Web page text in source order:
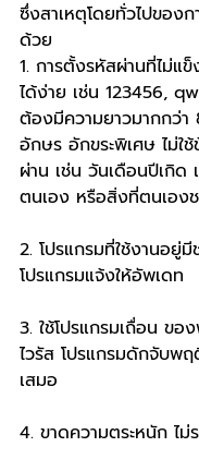
ซึ่งสาเหตุโดยทั่วไปของก
ด้วย
1. การตั้งรหัสผ่านที่ไม่แ
ได้ง่าย เช่น 123456,
ต้องมีความยาวมากกว่
อักษร อักขระพิเศษ ไม่ใ
ผ่าน เช่น วันเดือนปีเกิด
ตนเอง หรือสิ่งที่ตนเอง
2. โปรแกรมที่ใช้งานอยู่
โปรแกรมแจ้งให้อัพเดท
3. ใช้โปรแกรมเถื่อน ขอ
ไวรัส โปรแกรมดักจับพ
เสมอ
4. ขาดความตระหนัก ไม่